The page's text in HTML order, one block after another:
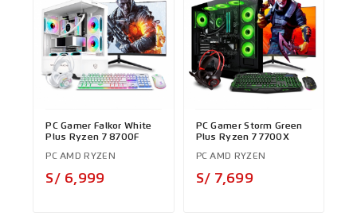
PC Gamer Falkor White
Plus Ryzen 7 8700F
PC AMD RYZEN
S/ 6,999
PC Gamer Storm Green
Plus Ryzen 7 7700X
PC AMD RYZEN
S/ 7,699